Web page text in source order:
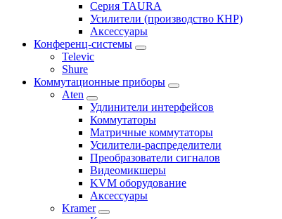
Серия TAURA
Усилители (производство КНР)
Аксессуары
Конференц-системы
Televic
Shure
Коммутационные приборы
Aten
Удлинители интерфейсов
Коммутаторы
Матричные коммутаторы
Усилители-распределители
Преобразователи сигналов
Видеомикшеры
KVM оборудование
Аксессуары
Kramer